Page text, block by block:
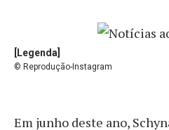
[Legenda]
© Reprodução-Instagram
Em junho deste ano,